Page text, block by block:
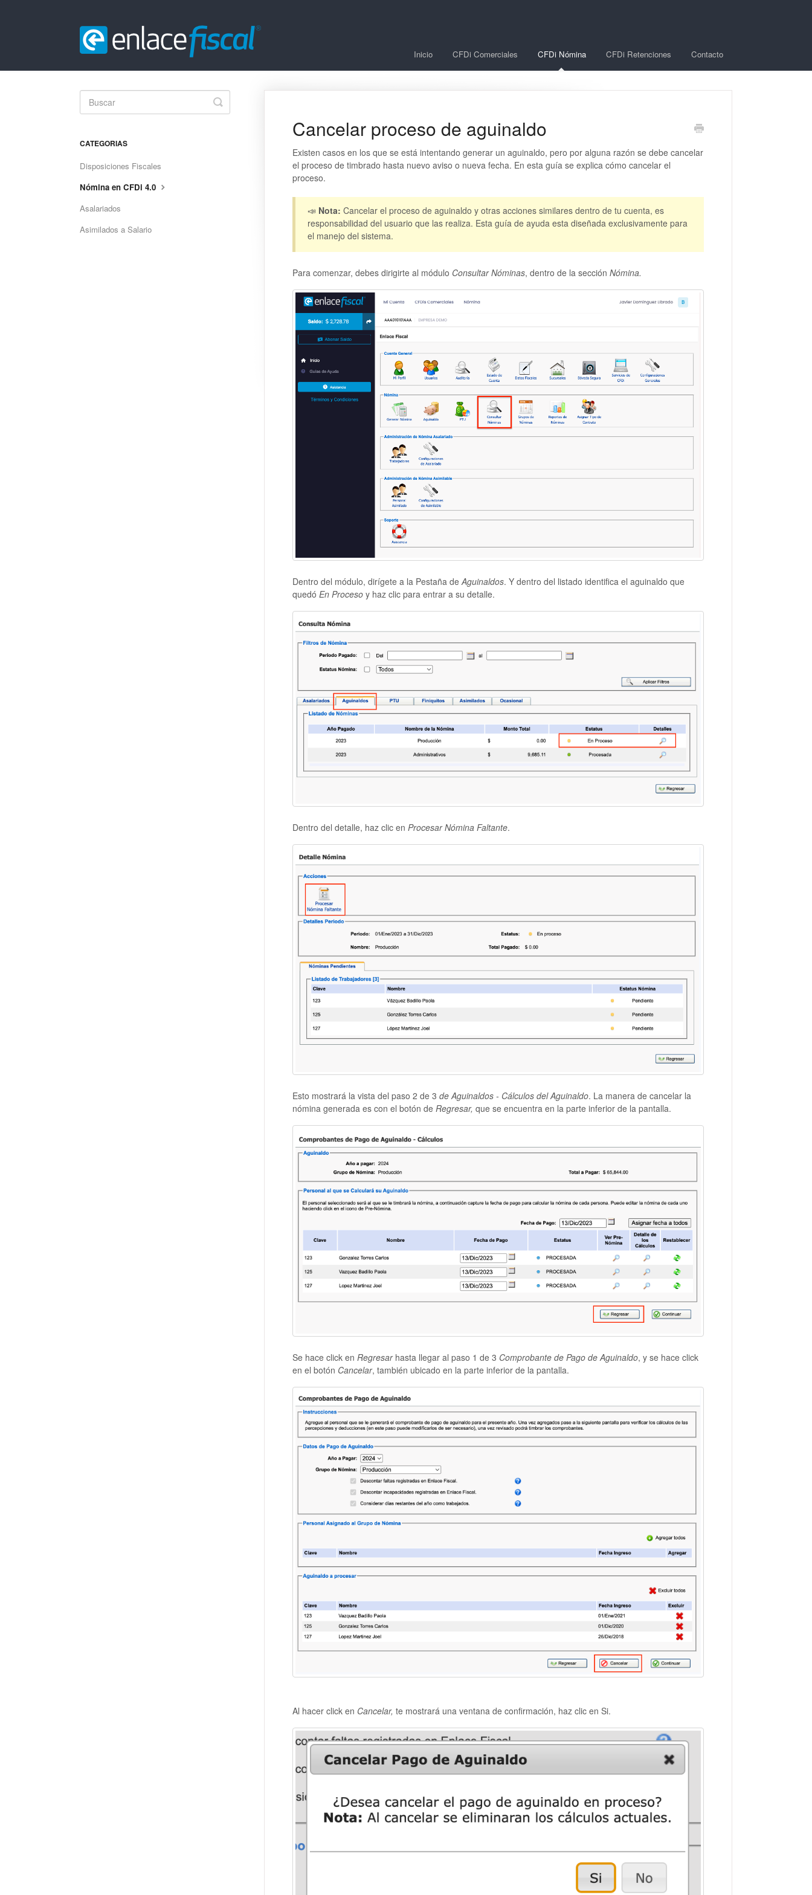
Inicio CFDi Comerciales CFDi Nómina CFDi Retenciones Contacto
Cancelar proceso de aguinaldo
Existen casos en los que se está intentando generar un aguinaldo, pero por alguna razón se debe cancelar
el proceso de timbrado hasta nuevo aviso o nueva fecha. En esta guía se explica cómo cancelar el
proceso.
📣 Nota: Cancelar el proceso de aguinaldo y otras acciones similares dentro de tu cuenta, es
responsabilidad del usuario que las realiza. Esta guía de ayuda esta diseñada exclusivamente para
el manejo del sistema.
Para comenzar, debes dirigirte al módulo Consultar Nóminas, dentro de la sección Nómina.
Dentro del módulo, dirígete a la Pestaña de Aguinaldos. Y dentro del listado identifica el aguinaldo que
quedó En Proceso y haz clic para entrar a su detalle.
Dentro del detalle, haz clic en Procesar Nómina Faltante.
Esto mostrará la vista del paso 2 de 3 de Aguinaldos - Cálculos del Aguinaldo. La manera de cancelar la
nómina generada es con el botón de Regresar, que se encuentra en la parte inferior de la pantalla.
Se hace click en Regresarhasta llegar al paso 1 de 3 Comprobante de Pago de Aguinaldo, y se hace click
en el botón Cancelar, también ubicado en la parte inferior de la pantalla.
Al hacer click en Cancelar, te mostrará una ventana de confirmación, haz clic en Si.
Toggle
Search
CATEGORIAS
Disposiciones Fiscales
Nómina en CFDi 4.0
Asalariados
Asimilados a Salario